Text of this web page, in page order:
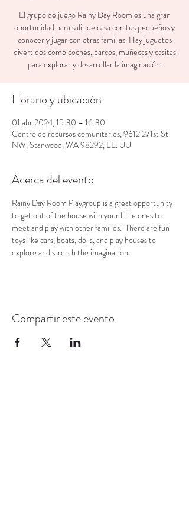
El grupo de juego Rainy Day Room es una gran
oportunidad para salir de casa con tus pequeños y
conocer y jugar con otras familias. Hay juguetes
divertidos como coches, barcos, muñecas y casitas
para explorar y desarrollar la imaginación.
Horario y ubicación
01 abr 2024, 15:30 – 16:30
Centro de recursos comunitarios, 9612 271st St
NW, Stanwood, WA 98292, EE. UU.
Acerca del evento
Rainy Day Room Playgroup is a great opportunity
to get out of the house with your little ones to
meet and play with other families.  There are fun
toys like cars, boats, dolls, and play houses to
explore and stretch the imagination.
Compartir este evento